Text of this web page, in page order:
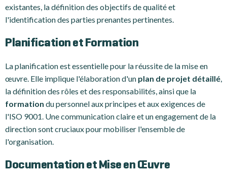
existantes, la définition des objectifs de qualité et
l'identification des parties prenantes pertinentes.
Planification et Formation
La planification est essentielle pour la réussite de la mise en
œuvre. Elle implique l'élaboration d'un plan de projet détaillé
la définition des rôles et des responsabilités, ainsi que la
formation du personnel aux principes et aux exigences de
l'ISO 9001. Une communication claire et un engagement de la
direction sont cruciaux pour mobiliser l'ensemble de
l'organisation.
Documentation et Mise en Œuvre